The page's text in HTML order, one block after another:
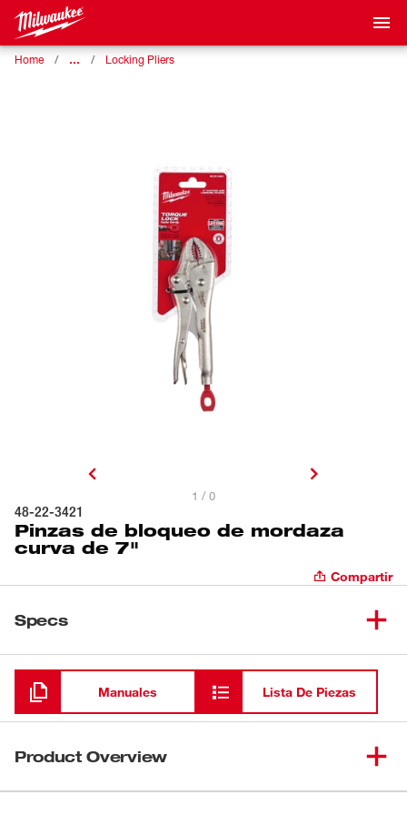
Home … Locking Pliers
1 / 0
48-22-3421
Pinzas de bloqueo de mordaza
curva de 7"
Compartir
Specs
Cargando
Manuales Lista De Piezas
Product Overview